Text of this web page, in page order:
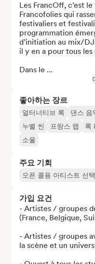
Les FrancOff, c’est
Francofolies qui
festivaliers et
programmation
d’initiation au mix/
il y en a pour tous les
Dans le ...
좋아하는 장르
얼터너티브 록 댄스 음
누벨 씬
프랑스 랩 록
소울
주요 기회
오픈 콜용 아티스트 선택
가입 요건
- Artistes / groupes
(France, Belgique,
- Artistes / groupes
la scène et un